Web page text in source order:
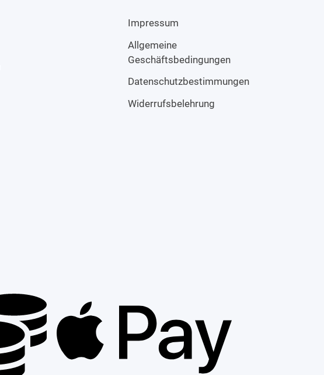
Impressum
Allgemeine
Geschäftsbedingungen
Datenschutzbestimmungen
Widerrufsbelehrung